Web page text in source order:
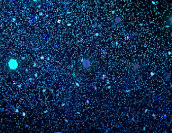
Sieraden Fotobewerking AI-trainingsgegevens